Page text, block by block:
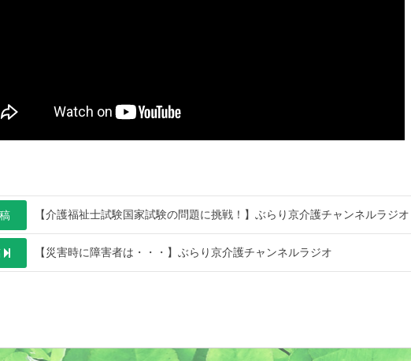
【介護福祉士試験国家試験の問題に挑戦！】ぶらり京介護チャンネルラジオ
【災害時に障害者は・・・】ぶらり京介護チャンネルラジオ